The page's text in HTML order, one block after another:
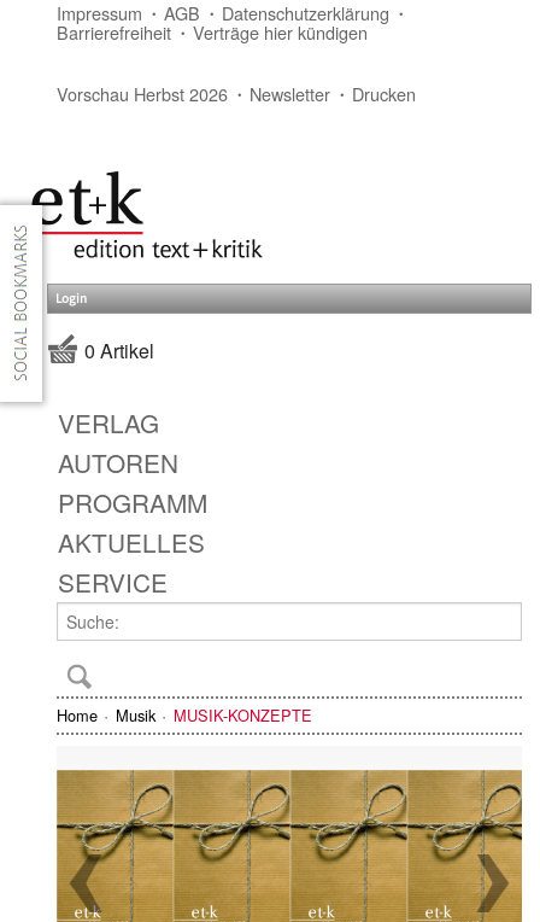
Impressum AGB Datenschutzerklärung
Barrierefreiheit Verträge hier kündigen
Vorschau Herbst 2026 Newsletter Drucken
Login
0 Artikel
VERLAG
AUTOREN
PROGRAMM
AKTUELLES
SERVICE
Home Musik MUSIK-KONZEPTE